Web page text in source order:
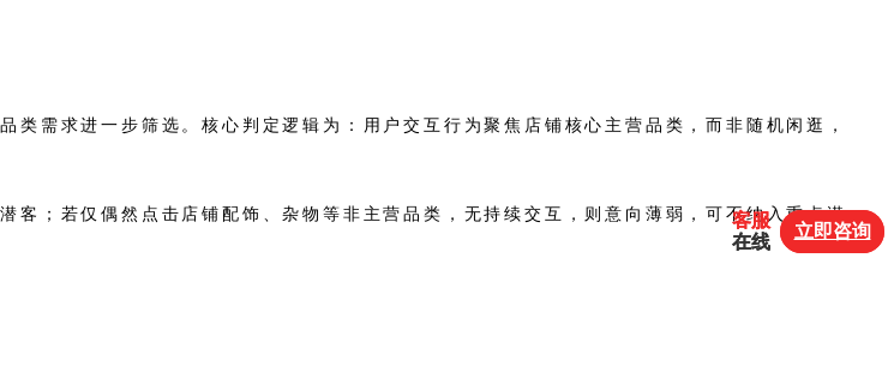
需求进一步筛选。核心判定逻辑为：用户交互行为聚焦店铺核心主营品类，而非随机闲逛，
客；若仅偶然点击店铺配饰、杂物等非主营品类，无持续交互，则意向薄弱，可不纳入重点潜
客服
在线
立即咨询
客服
在线
立即咨询